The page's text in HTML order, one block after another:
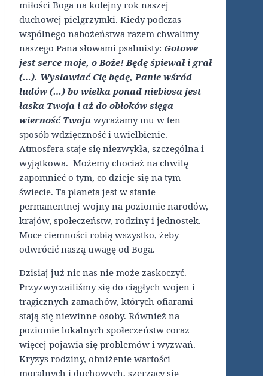
miłości Boga na kolejny rok naszej
duchowej pielgrzymki. Kiedy podczas
wspólnego nabożeństwa razem chwalimy
naszego Pana słowami psalmisty: Gotowe
jest serce moje, o Boże! Będę śpiewał i grał
(…). Wysławiać Cię będę, Panie wśród
ludów (…) bo wielka ponad niebiosa jest
łaska Twoja i aż do obłoków sięga
wierność Twoja wyrażamy mu w ten
sposób wdzięczność i uwielbienie.
Atmosfera staje się niezwykła, szczególna i
wyjątkowa. Możemy chociaż na chwilę
zapomnieć o tym, co dzieje się na tym
świecie. Ta planeta jest w stanie
permanentnej wojny na poziomie narodów,
krajów, społeczeństw, rodziny i jednostek.
Moce ciemności robią wszystko, żeby
odwrócić naszą uwagę od Boga.
Dzisiaj już nic nas nie może zaskoczyć.
Przyzwyczailiśmy się do ciągłych wojen i
tragicznych zamachów, których ofiarami
stają się niewinne osoby. Również na
poziomie lokalnych społeczeństw coraz
więcej pojawia się problemów i wyzwań.
Kryzys rodziny, obniżenie wartości
moralnych i duchowych, szerzący się